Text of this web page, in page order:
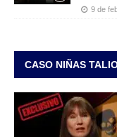
9 de
CASO NIÑAS